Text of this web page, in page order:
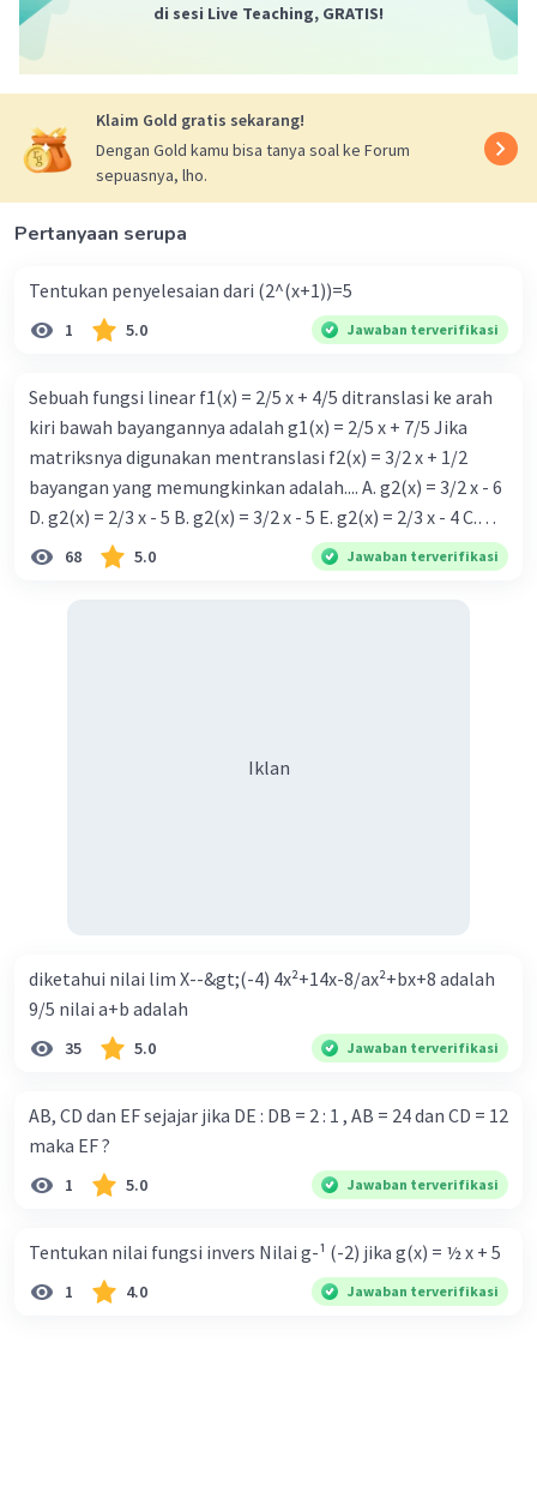
di sesi Live Teaching, GRATIS!
Klaim Gold gratis sekarang!
Dengan Gold kamu bisa tanya soal ke Forum
sepuasnya, lho.
Pertanyaan serupa
Tentukan penyelesaian dari (2^(x+1))=5
1 5.0 Jawaban terverifikasi
Sebuah fungsi linear f1(x) = 2/5 x + 4/5 ditranslasi ke arah
kiri bawah bayangannya adalah g1(x) = 2/5 x + 7/5 Jika
matriksnya digunakan mentranslasi f2(x) = 3/2 x + 1/2
bayangan yang memungkinkan adalah.... A. g2(x) = 3/2 x - 6
D. g2(x) = 2/3 x - 5 B. g2(x) = 3/2 x - 5 E. g2(x) = 2/3 x - 4 C.
g{2}(x) = 3/2 x + 5
68 5.0 Jawaban terverifikasi
Iklan
diketahui nilai lim X--&gt;(-4) 4x²+14x-8/ax²+bx+8 adalah
9/5 nilai a+b adalah
35 5.0 Jawaban terverifikasi
AB, CD dan EF sejajar jika DE : DB = 2 : 1 , AB = 24 dan CD = 12
maka EF ?
1 5.0 Jawaban terverifikasi
Tentukan nilai fungsi invers Nilai g-¹ (-2) jika g(x) = ½ x + 5
1 4.0 Jawaban terverifikasi